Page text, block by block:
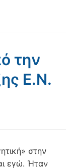
την
Ε.Ν.
στην
εγώ. Ήταν